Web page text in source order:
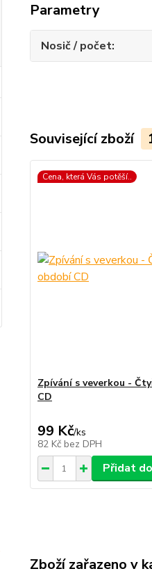
Parametry
Nosič / počet
Související zboží
Cena, která Vás potěší..
Zpívání s veverkou -
CD
99 Kč/ks
82 Kč bez DPH
Přidat
Zboží zařazeno v